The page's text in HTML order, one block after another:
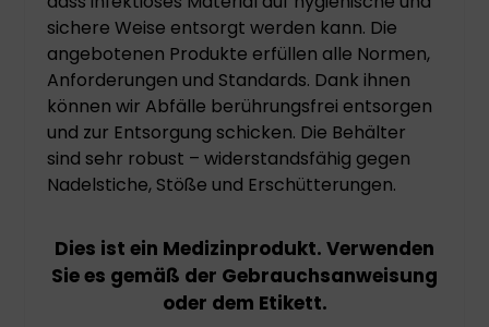
sichere Weise entsorgt werden kann. Die
angebotenen Produkte erfüllen alle Normen,
Anforderungen und Standards. Dank ihnen
können wir Abfälle berührungsfrei entsorgen
und zur Entsorgung schicken. Die Behälter
sind sehr robust – widerstandsfähig gegen
Nadelstiche, Stöße und Erschütterungen.
Dies ist ein Medizinprodukt. Verwenden
Sie es gemäß der Gebrauchsanweisung
oder dem Etikett.